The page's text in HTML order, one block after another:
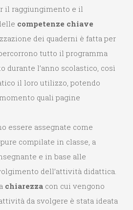
il raggiungimento e il
competenze chiave
dei quaderni è fatta per
tutto il programma
durante l’anno scolastico, così
il loro utilizzo, potendo
quali pagine
essere assegnate come
compilate in classe, a
e in base alle
dell’attività didattica.
chiarezza con cui vengono
da svolgere è stata ideata